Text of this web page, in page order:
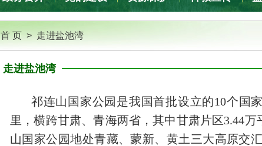
首 页 > 走进盐池湾
走进盐池湾
祁连山国家公园是我国首批设立的10个国
里，横跨甘肃、青海两省，其中甘肃片区3.44
山国家公园地处青藏、蒙新、黄土三大高原交